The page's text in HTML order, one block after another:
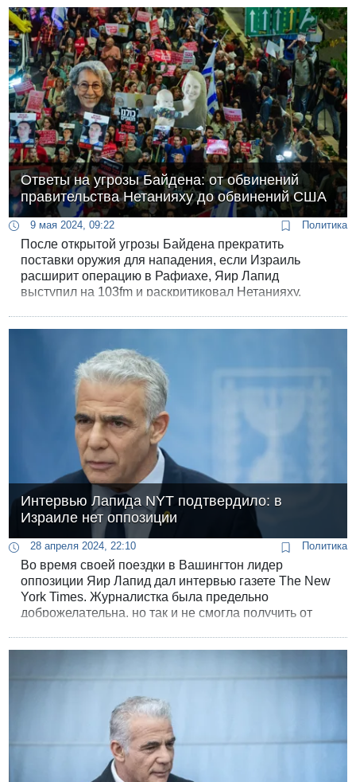
Ответы на угрозы Байдена: от обвинений
правительства Нетанияху до обвинений США
9 мая 2024, 09:22 Политика
После открытой угрозы Байдена прекратить
поставки оружия для нападения, если Израиль
расширит операцию в Рафиахе, Яир Лапид
выступил на 103fm и раскритиковал Нетанияху.
Интервью Лапида NYT подтвердило: в
Израиле нет оппозиции
28 апреля 2024, 22:10 Политика
Во время своей поездки в Вашингтон лидер
оппозиции Яир Лапид дал интервью газете The New
York Times. Журналистка была предельно
доброжелательна, но так и не смогла получить от